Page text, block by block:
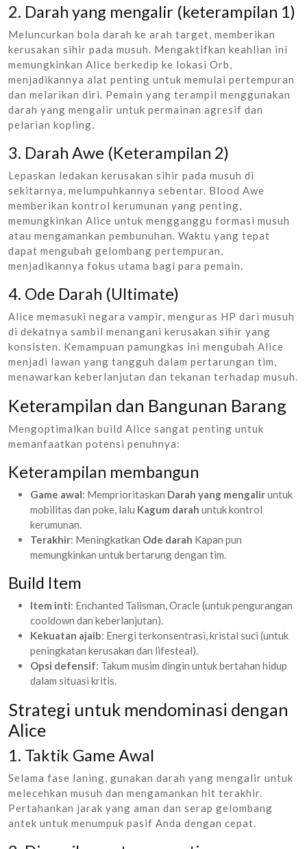
2. Darah yang mengalir (keterampilan 1)
Meluncurkan bola darah ke arah target, memberikan
kerusakan sihir pada musuh. Mengaktifkan keahlian ini
memungkinkan Alice berkedip ke lokasi Orb,
menjadikannya alat penting untuk memulai pertempuran
dan melarikan diri. Pemain yang terampil menggunakan
darah yang mengalir untuk permainan agresif dan
pelarian kopling.
3. Darah Awe (Keterampilan 2)
Lepaskan ledakan kerusakan sihir pada musuh di
sekitarnya, melumpuhkannya sebentar. Blood Awe
memberikan kontrol kerumunan yang penting,
memungkinkan Alice untuk mengganggu formasi musuh
atau mengamankan pembunuhan. Waktu yang tepat
dapat mengubah gelombang pertempuran,
menjadikannya fokus utama bagi para pemain.
4. Ode Darah (Ultimate)
Alice memasuki negara vampir, menguras HP dari musuh
di dekatnya sambil menangani kerusakan sihir yang
konsisten. Kemampuan pamungkas ini mengubah Alice
menjadi lawan yang tangguh dalam pertarungan tim,
menawarkan keberlanjutan dan tekanan terhadap musuh.
Keterampilan dan Bangunan Barang
Mengoptimalkan build Alice sangat penting untuk
memanfaatkan potensi penuhnya:
Keterampilan membangun
Game awal: Memprioritaskan Darah yang mengaliruntuk
mobilitas dan poke, lalu Kagum darah untuk kontrol
kerumunan.
Terakhir: Meningkatkan Ode darah Kapan pun
memungkinkan untuk bertarung dengan tim.
Build Item
Item inti: Enchanted Talisman, Oracle (untuk pengurangan
cooldown dan keberlanjutan).
Kekuatan ajaib: Energi terkonsentrasi, kristal suci (untuk
peningkatan kerusakan dan lifesteal).
Opsi defensif: Takum musim dingin untuk bertahan hidup
dalam situasi kritis.
Strategi untuk mendominasi dengan
Alice
1. Taktik Game Awal
Selama fase laning, gunakan darah yang mengalir untuk
melecehkan musuh dan mengamankan hit terakhir.
Pertahankan jarak yang aman dan serap gelombang
antek untuk menumpuk pasif Anda dengan cepat.